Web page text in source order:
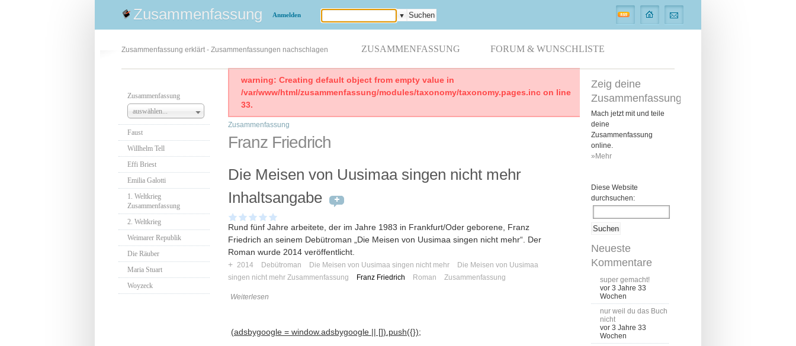
Zusammenfassung Anmelden ▼
Zusammenfassung erklärt - Zusammenfassungen nachschlagen ZUSAMMENFASSUNG FORUM & WUNSCHLISTE
Zusammenfassung
auswählen...
Faust
Willhelm Tell
Effi Briest
Emilia Galotti
1. Weltkrieg
Zusammenfassung
2. Weltkrieg
Weimarer Republik
Die Räuber
Maria Stuart
Woyzeck
warning: Creating default object from empty value in
/var/www/html/zusammenfassung/modules/taxonomy/taxonomy.pages.inc on line
33.
Zusammenfassung
Franz Friedrich
Die Meisen von Uusimaa singen nicht mehr
Inhaltsangabe
Rund fünf Jahre arbeitete, der im Jahre 1983 in Frankfurt/Oder geborene, Franz
Friedrich an seinem Debütroman „Die Meisen von Uusimaa singen nicht mehr“. Der
Roman wurde 2014 veröffentlicht.
+ 2014 Debütroman Die Meisen von Uusimaa singen nicht mehr
Die Meisen von Uusimaa
singen nicht mehr Zusammenfassung
Franz Friedrich Roman Zusammenfassung
Weiterlesen
(adsbygoogle = window.adsbygoogle || []).push({});
Zeig deine
Zusammenfassung
Mach jetzt mit und teile
deine
Zusammenfassung
online.
»Mehr
Diese Website
durchsuchen:
Neueste
Kommentare
super gemacht!
vor 3 Jahre 33
Wochen
nur weil du das Buch
nicht
vor 3 Jahre 33
Wochen